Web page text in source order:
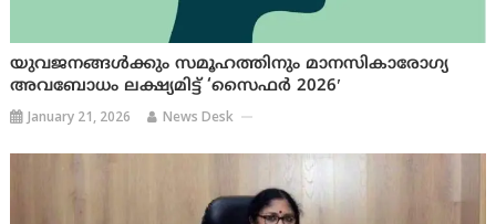
യുവജനങ്ങൾക്കും സമൂഹത്തിനും മാനസികാരോഗ്യ
അവബോധം ലക്ഷ്യമിട്ട് ‘സൈഫർ 2026′
January 21, 2026 News Desk